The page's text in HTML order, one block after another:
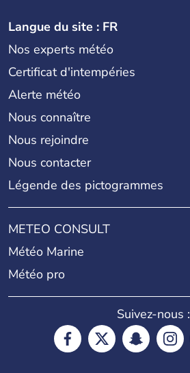
Langue du site : FR
Nos experts météo
Certificat d'intempéries
Alerte météo
Nous connaître
Nous rejoindre
Nous contacter
Légende des pictogrammes
METEO CONSULT
Météo Marine
Météo pro
Suivez-nous :